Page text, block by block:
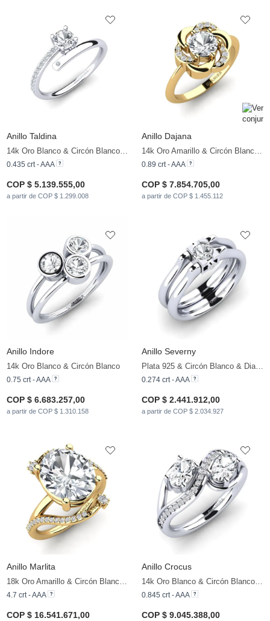
Anillo Taldina
14k Oro Blanco & Circón Blanco & Diamante
0.435 crt - AAA
COP $ 5.139.555,00
a partir de COP $ 1.299.008
Anillo Dajana
14k Oro Amarillo & Circón Blanco & Diamante
0.89 crt - AAA
COP $ 7.854.705,00
a partir de COP $ 1.455.112
Anillo Indore
14k Oro Blanco & Circón Blanco
0.75 crt - AAA
COP $ 6.683.257,00
a partir de COP $ 1.310.158
Anillo Severny
Plata 925 & Circón Blanco & Diamante
0.274 crt - AAA
COP $ 2.441.912,00
a partir de COP $ 2.034.927
Anillo Marlita
18k Oro Amarillo & Circón Blanco & Diamante
4.7 crt - AAA
COP $ 16.541.671,00
Anillo Crocus
14k Oro Blanco & Circón Blanco & Diamante
0.845 crt - AAA
COP $ 9.045.388,00